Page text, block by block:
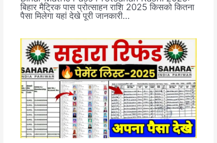
बिहार मैट्रिक पास प्रोत्साहन राशि 2025 किसको कितना
पैसा मिलेगा यहां देखे पूरी जानकारी…